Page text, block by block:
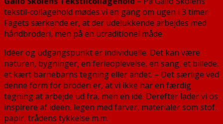
23.
februar
til
2025
tekstil-collagehold mødes vi en gang om ugen i 3 timer.
Fagets særkende er, at der udelukkende arbejdes med
håndbroderi, men på en utraditionel måde.
Idéer og udgangspunkt er individuelle. Det kan være
naturen, bygninger, en ferieoplevelse, en sang, et billede,
et kært barnebarns tegning eller andet. – Det særlige ved
denne form for broderi er, at vi ikke har en færdig
tegning at arbejde ud fra, men en idé. Derefter lader vi os
inspirere af ideen, legen med farver, materialer som stof,
papir, trådens tykkelse m.m.